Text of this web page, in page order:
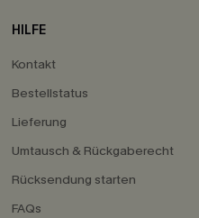
HILFE
Kontakt
Bestellstatus
Lieferung
Umtausch & Rückgaberecht
Rücksendung starten
FAQs